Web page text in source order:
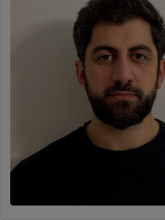
paylaşmaktan mutluluk
birlikte bu yolda yürümek isteyen